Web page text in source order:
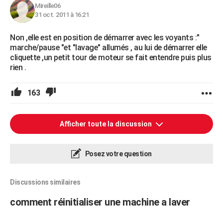
Mireille06
31 oct. 2011 à 16:21
Non ,elle est en position de démarrer avec les voyants :"
marche/pause "et "lavage" allumés , au lui de démarrer elle
cliquette ,un petit tour de moteur se fait entendre puis plus
rien .
163
Afficher toute la discussion
Posez votre question
Discussions similaires
comment réinitialiser une machine a laver